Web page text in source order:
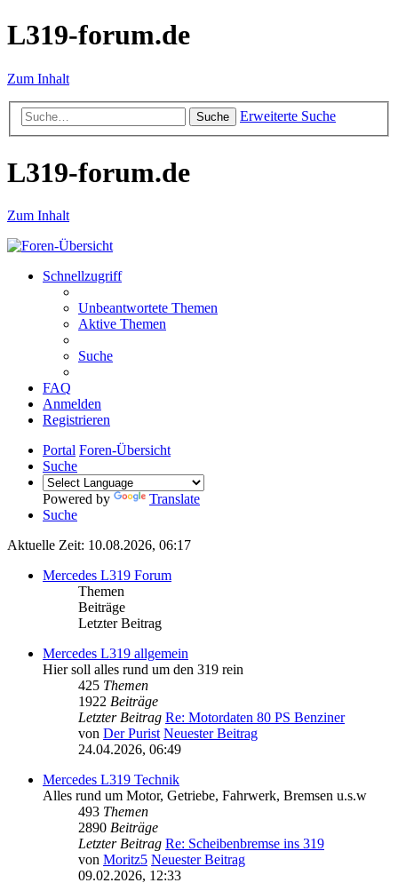
L319-forum.de
Zum Inhalt
Suche Erweiterte Suche
L319-forum.de
Zum Inhalt
Schnellzugriff
Unbeantwortete Themen
Aktive Themen
Suche
FAQ
Anmelden
Registrieren
Portal Foren-Übersicht
Suche
Powered by
Translate
Suche
Aktuelle Zeit: 10.08.2026, 06:17
Mercedes L319 Forum
Themen
Beiträge
Letzter Beitrag
Mercedes L319 allgemein
Hier soll alles rund um den 319 rein
425 Themen
1922 Beiträge
Letzter Beitrag Re: Motordaten 80 PS Benziner
von Der Purist Neuester Beitrag
24.04.2026, 06:49
Mercedes L319 Technik
Alles rund um Motor, Getriebe, Fahrwerk, Bremsen u.s.w
493 Themen
2890 Beiträge
Letzter Beitrag Re: Scheibenbremse ins 319
von Moritz5 Neuester Beitrag
09.02.2026, 12:33